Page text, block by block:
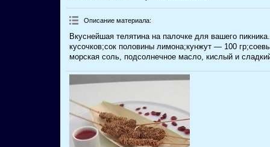
Описание материала:
Вкуснейшая телятина на палочке для вашего
кусочков;сок половины лимона;кунжут — 100
морская соль, подсолнечное масло, кислый и